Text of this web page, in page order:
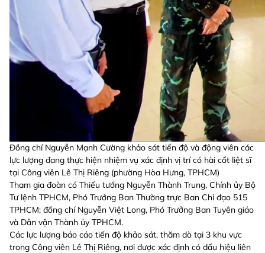
Đồng chí Nguyễn Mạnh Cường khảo sát tiến độ và động viên các
lực lượng đang thực hiện nhiệm vụ xác định vị trí có hài cốt liệt sĩ
tại Công viên Lê Thị Riêng (phường Hòa Hưng, TPHCM)
Tham gia đoàn có Thiếu tướng Nguyễn Thành Trung, Chính ủy Bộ
Tư lệnh TPHCM, Phó Trưởng Ban Thường trực Ban Chỉ đạo 515
TPHCM; đồng chí Nguyễn Việt Long, Phó Trưởng Ban Tuyên giáo
và Dân vận Thành ủy TPHCM.
Các lực lượng báo cáo tiến độ khảo sát, thăm dò tại 3 khu vực
trong Công viên Lê Thị Riêng, nơi được xác định có dấu hiệu liên